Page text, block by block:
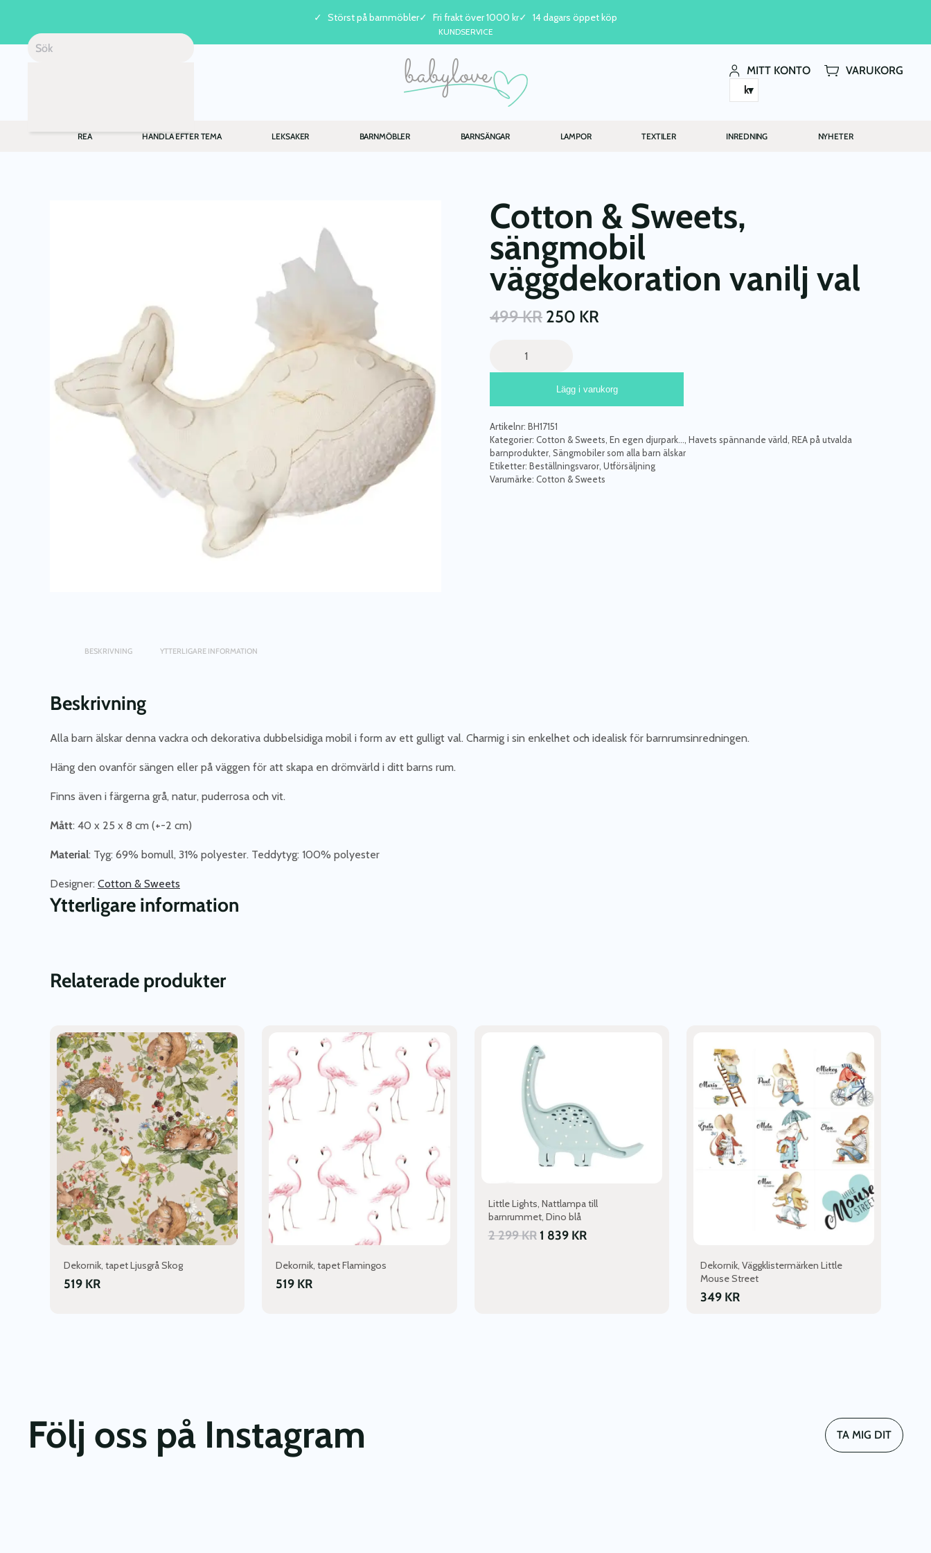
Skip to main content
Störst på barnmöbler Fri frakt över 1000 kr 14 dagars öppet köp
KUNDSERVICE
MITT KONTO
VARUKORG
kr
REA HANDLA EFTER TEMA LEKSAKER BARNMÖBLER BARNSÄNGAR LAMPOR TEXTILER INREDNING NYHETER
Cotton & Sweets,
sängmobil
väggdekoration vanilj val
499KR 250 KR
Sweets,
väggdekoration
vanilj
val
mängd
Lägg i varukorg
Artikelnr: BH17151
Kategorier: Cotton & Sweets En egen djurpark... Havets spännande värld REA på utvalda
barnprodukter Sängmobiler som alla barn älskar
Etiketter: Beställningsvaror Utförsäljning
Varumärke: Cotton & Sweets
BESKRIVNING YTTERLIGARE INFORMATION
Beskrivning
Alla barn älskar denna vackra och dekorativa dubbelsidiga mobil i form av ett gulligt val. Charmig i sin enkelhet och idealisk för barnrumsinredningen.
Häng den ovanför sängen eller på väggen för att skapa en drömvärld i ditt barns rum.
Finns även i färgerna grå, natur, puderrosa och vit.
Mått: 40 x 25 x 8 cm (+-2 cm)
Material: Tyg: 69% bomull, 31% polyester. Teddytyg: 100% polyester
Designer: Cotton & Sweets
Ytterligare information
Relaterade produkter
Dekornik, tapet Ljusgrå Skog
519 KR
Dekornik, tapet Flamingos
519 KR
Little Lights, Nattlampa till
barnrummet, Dino blå
2 299KR 1 839 KR
Dekornik, Väggklistermärken Little
Mouse Street
349 KR
Följ oss på Instagram TA MIG DIT